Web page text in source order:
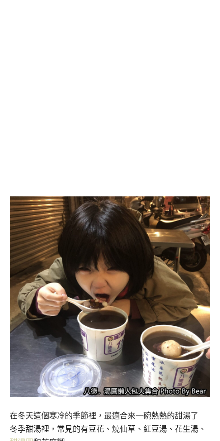
在冬天這個寒冷的季節裡，最適合來一碗熱熱的甜湯了
冬季甜湯裡，常見的有豆花、燒仙草、紅豆湯、花生湯、